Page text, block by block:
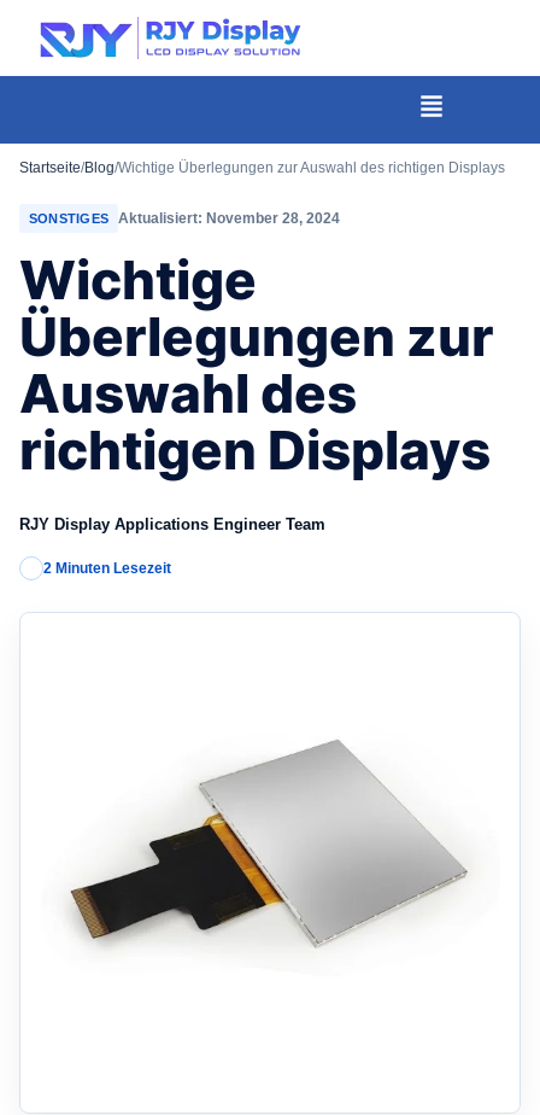
Wähle
für
Menü
Startseite/Blog/Wichtige Überlegungen zur Auswahl des richtigen Displays
SONSTIGES Aktualisiert: November 28, 2024
Wichtige
Überlegungen zur
Auswahl des
richtigen Displays
RJY Display Applications Engineer Team
2 Minuten Lesezeit